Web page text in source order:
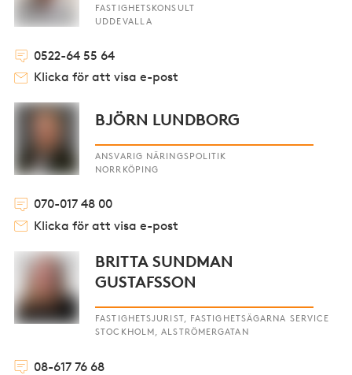
FASTIGHETSKONSULT
UDDEVALLA
0522-64 55 64
Klicka för att visa e-post
BJÖRN LUNDBORG
ANSVARIG NÄRINGSPOLITIK
NORRKÖPING
070-017 48 00
Klicka för att visa e-post
BRITTA SUNDMAN
GUSTAFSSON
FASTIGHETSJURIST, FASTIGHETSÄGARNA SERVICE
STOCKHOLM, ALSTRÖMERGATAN
08-617 76 68